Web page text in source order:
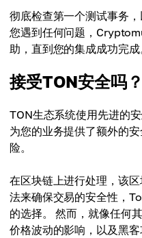
彻底检查第一个测试事务
您遇到任何问题，
助，直到您的集成成功完成
接受TON安全吗？
TON生态系统使用先进的
为您的业务提供了额外的
险。
在区块链上进行处理，该
法来确保交易的安全性，
的选择。 然而，就像任何
价格波动的影响，以及黑